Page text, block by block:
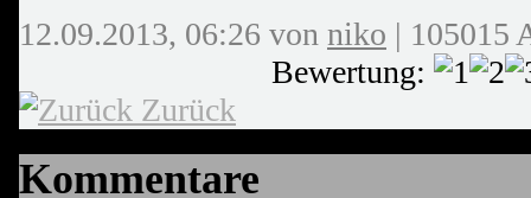
12.09.2013, 06:26 von niko | 105015
Bewertung:
Zurück
Kommentare